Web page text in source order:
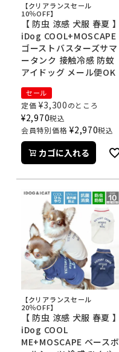
【クリアランスセール
10％OFF】
【 防虫 涼感 犬服 春夏 】
iDog COOL+MOSCAPE
ゴーストバスターズサマ
ータンク 接触冷感 防蚊
アイドッグ メール便OK
セール
定価 ¥3,300のところ
¥2,970税込
会員特別価格 ¥2,970税込
カゴに入れる
【クリアランスセール
20％OFF】
【 防虫 涼感 犬服 春夏 】
iDog COOL
ME+MOSCAPE ベースボ